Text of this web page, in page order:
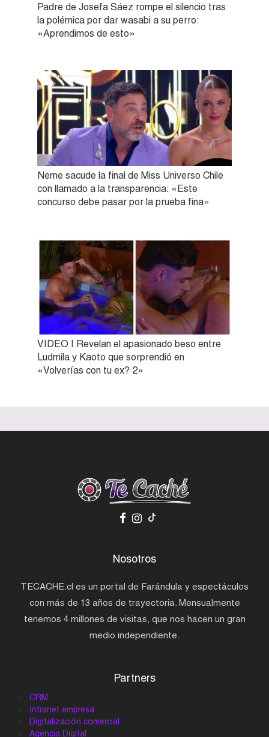
Padre de Josefa Sáez rompe el silencio tras
la polémica por dar wasabi a su perro:
«Aprendimos de esto»
Neme sacude la final de Miss Universo Chile
con llamado a la transparencia: «Este
concurso debe pasar por la prueba fina»
VIDEO | Revelan el apasionado beso entre
Ludmila y Kaoto que sorprendió en
«Volverías con tu ex? 2»
Nosotros
TECACHE.cl es un portal de Farándula y espectáculos
con más de 13 años de trayectoria. Mensualmente
tenemos 4 millones de visitas, que nos hacen un gran
medio independiente.
Partners
CRM
Intranet empresa
Digitalización comercial
Agencia Digital